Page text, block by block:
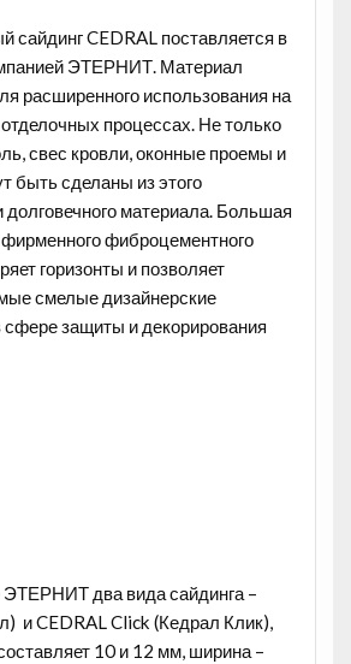
сайдинг CEDRAL поставляется в
ЭТЕРНИТ. Материал
расширенного использования на
процессах. Не только
свес кровли, оконные проемы и
быть сделаны из этого
долговечного материала. Большая
фиброцементного
горизонты и позволяет
смелые дизайнерские
защиты и декорирования
ЭТЕРНИТ два вида сайдинга –
и CEDRAL Click (Кедрал Клик),
10 и 12 мм, ширина –